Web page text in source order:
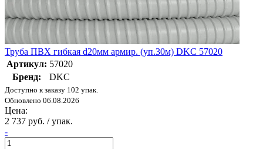
Труба ПВХ гибкая d20мм армир. (уп.30м) DKC 57020
Артикул: 57020
Бренд:
DKC
Доступно к заказу 102 упак.
Обновлено 06.08.2026
Цена:
2 737 руб. / упак.
-